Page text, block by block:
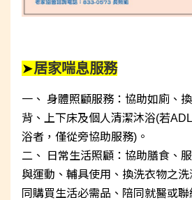
➤居家喘息服務
一、 身體照顧服務：協助如廁、
背、上下床及個人清潔沐浴(若
浴者，僅從旁協助服務)。
二、 日常生活照顧：協助膳食、
與運動、輔具使用、換洗衣物之
同購買生活必需品、陪同就醫或聯